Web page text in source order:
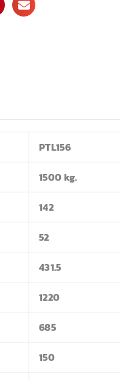
PTL156
1500 kg.
142
52
431.5
1220
685
150